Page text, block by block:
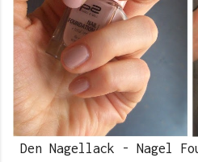
Den Nagellack - Nagel